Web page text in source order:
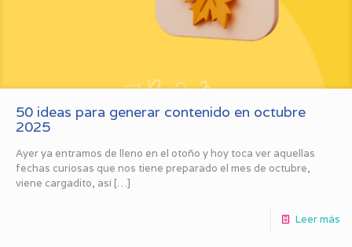
50 ideas para generar contenido en octubre
2025
Ayer ya entramos de lleno en el otoño y hoy toca ver aquellas
fechas curiosas que nos tiene preparado el mes de octubre,
viene cargadito, así […]
Leer más